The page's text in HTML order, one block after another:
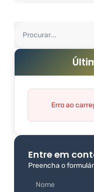
Erro ao
Entre em
Preencha o